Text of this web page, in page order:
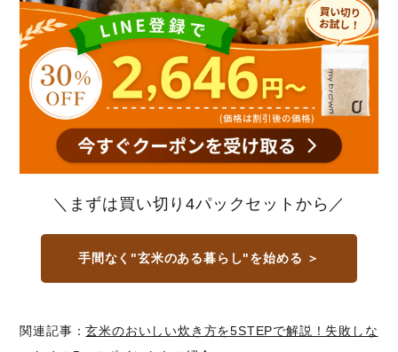
＼まずは買い切り4パックセットから／
手間なく"玄米のある暮らし"を始める ＞
関連記事：玄米のおいしい炊き方を5STEPで解説！失敗しな